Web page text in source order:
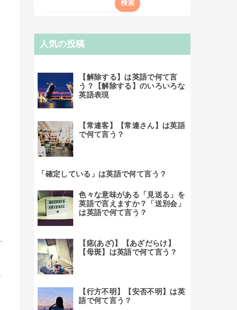
人気の投稿
【解除する】は英語で何て言
う？【解除する】のいろいろな
英語表現
【常連客】【常連さん】は英語
で何て言う？
「確定している」は英語で何て言う？
色々な意味がある「見送る」を
英語で言えますか？「送別会」
は英語で何て言う？
【痣(あざ)】【あざだらけ】
【母斑】は英語で何て言う？
【行方不明】【安否不明】は英
語で何て言う？